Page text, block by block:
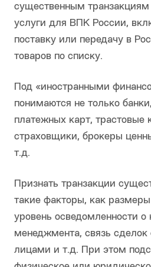
существенным
услуги для ВПК России,
поставку или передачу в
товаров по списку.
Под «иностранными
понимаются не только
платежных карт, трастовые
страховщики, брокеры
т.д.
Признать транзакции
такие факторы, как
уровень осведомленности о
менеджмента, связь
лицами и т.д. При этом